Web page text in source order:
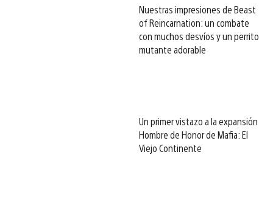
Nuestras impresiones de Beast
of Reincarnation: un combate
con muchos desvíos y un perrito
mutante adorable
Un primer vistazo a la expansión
Hombre de Honor de Mafia: El
Viejo Continente